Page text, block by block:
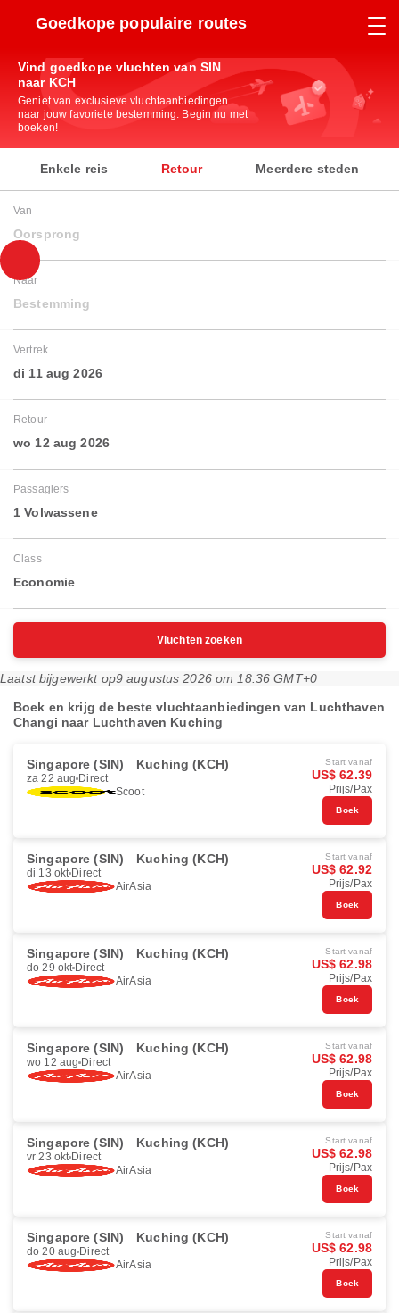
Goedkope populaire routes
Vind goedkope vluchten van SIN
naar KCH
Geniet van exclusieve vluchtaanbiedingen
naar jouw favoriete bestemming. Begin nu met
boeken!
Enkele reis Retour Meerdere steden
Van
Oorsprong
Naar
Bestemming
Vertrek
di 11 aug 2026
Retour
wo 12 aug 2026
Passagiers
1 Volwassene
Class
Economie
Vluchten zoeken
Laatst bijgewerkt op9 augustus 2026 om 18:36 GMT+0
Boek en krijg de beste vluchtaanbiedingen van Luchthaven
Changi naar Luchthaven Kuching
Singapore (SIN) Kuching (KCH)
za 22 aug Direct
Scoot
Start vanaf
US$ 62.39
Prijs/Pax
Boek
Singapore (SIN) Kuching (KCH)
di 13 okt Direct
AirAsia
Start vanaf
US$ 62.92
Prijs/Pax
Boek
Singapore (SIN) Kuching (KCH)
do 29 okt Direct
AirAsia
Start vanaf
US$ 62.98
Prijs/Pax
Boek
Singapore (SIN) Kuching (KCH)
wo 12 aug Direct
AirAsia
Start vanaf
US$ 62.98
Prijs/Pax
Boek
Singapore (SIN) Kuching (KCH)
vr 23 okt Direct
AirAsia
Start vanaf
US$ 62.98
Prijs/Pax
Boek
Singapore (SIN) Kuching (KCH)
do 20 aug Direct
AirAsia
Start vanaf
US$ 62.98
Prijs/Pax
Boek